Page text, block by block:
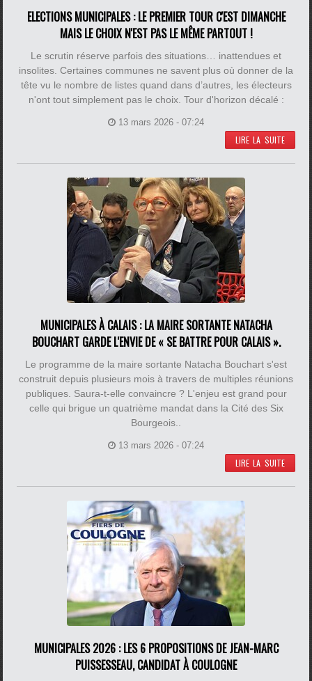
ELECTIONS MUNICIPALES : LE PREMIER TOUR C'EST DIMANCHE
MAIS LE CHOIX N'EST PAS LE MÊME PARTOUT !
Le scrutin réserve parfois des situations… inattendues et
insolites. Certaines communes ne savent plus où donner de la
tête vu le nombre de listes quand dans d’autres, les électeurs
n'ont tout simplement pas le choix. Tour d'horizon décalé :
13 mars 2026 - 07:24
LIRE LA SUITE
MUNICIPALES À CALAIS : LA MAIRE SORTANTE NATACHA
BOUCHART GARDE L'ENVIE DE « SE BATTRE POUR CALAIS ».
Le programme de la maire sortante Natacha Bouchart s'est
construit depuis plusieurs mois à travers de multiples réunions
publiques. Saura-t-elle convaincre ? L'enjeu est grand pour
celle qui brigue un quatrième mandat dans la Cité des Six
Bourgeois..
13 mars 2026 - 07:24
LIRE LA SUITE
MUNICIPALES 2026 : LES 6 PROPOSITIONS DE JEAN-MARC
PUISSESSEAU, CANDIDAT À COULOGNE